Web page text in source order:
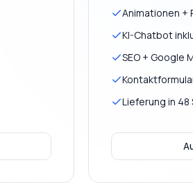
Animationen +
KI-Chatbot
SEO + Google
Lieferung in 48